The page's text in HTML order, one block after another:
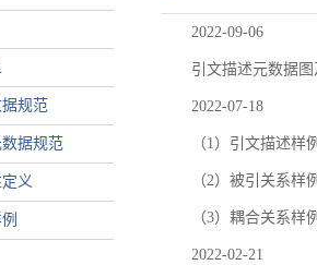
规范
据规范
义
2022-09-06
引文描述元数据
2022-07-18
（1）引文描述样
（2）被引关系
（3）耦合关系
2022-02-21